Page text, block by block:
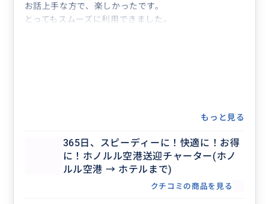
お話上手な方で、楽しかったです。
とってもスムーズに利用できました。
もっと見る
365日、スピーディーに！快適に！お得
に！ホノルル空港送迎チャーター(ホノ
ルル空港 → ホテルまで)
クチコミの商品を見る